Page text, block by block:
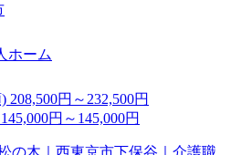
ホーム
208,500円～232,500円
円～145,000円
の木｜西東京市下保谷｜介護職